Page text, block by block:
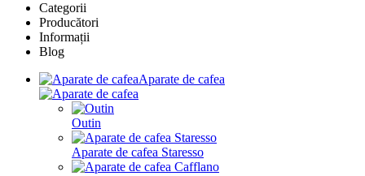
Categorii
Producători
Informații
Blog
Aparate de cafea
Outin
Aparate de cafea Staresso